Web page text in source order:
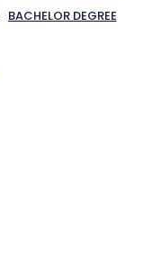
BACHELOR DEGREE